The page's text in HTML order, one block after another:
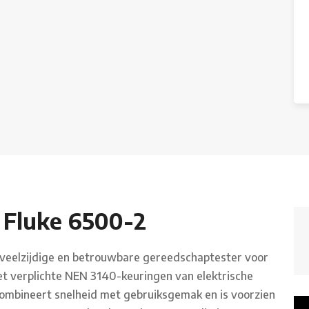
6500-2
en betrouwbare gereedschaptester voor
verplichte NEN 3140-keuringen van elektrische
snelheid met gebruiksgemak en is voorzien